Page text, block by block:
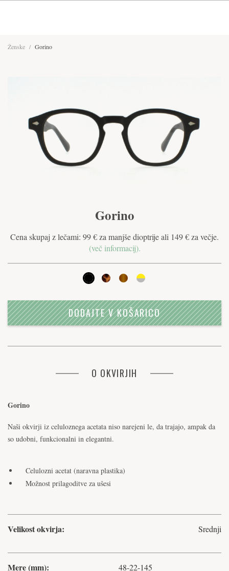
Ženske / Gorino
Gorino
Cena skupaj z lečami: 99 € za manjše dioptrije ali 149 € za večje.
(več informacij).
DODAJTE V KOŠARICO
O OKVIRJIH
Gorino
Naši okvirji iz celuloznega acetata niso narejeni le, da trajajo, ampak da
so udobni, funkcionalni in elegantni.
Celulozni acetat (naravna plastika)
Možnost prilagoditve za ušesi
Velikost okvirja: Srednji
Mere (mm): 48-22-145